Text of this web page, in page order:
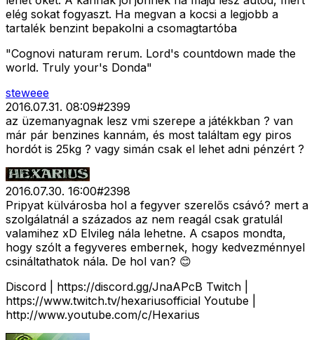
elég sokat fogyaszt. Ha megvan a kocsi a legjobb a
tartalék benzint bepakolni a csomagtartóba
"Cognovi naturam rerum. Lord's countdown made the
world. Truly your's Donda"
steweee
2016.07.31. 08:09#2399
az üzemanyagnak lesz vmi szerepe a játékkban ? van
már pár benzines kannám, és most találtam egy piros
hordót is 25kg ? vagy simán csak el lehet adni pénzért ?
2016.07.30. 16:00#2398
Pripyat külvárosba hol a fegyver szerelős csávó? mert a
szolgálatnál a százados az nem reagál csak gratulál
valamihez xD Elvileg nála lehetne. A csapos mondta,
hogy szólt a fegyveres embernek, hogy kedvezménnyel
csináltathatok nála. De hol van? 😊
Discord | https://discord.gg/JnaAPcB Twitch |
https://www.twitch.tv/hexariusofficial Youtube |
http://www.youtube.com/c/Hexarius